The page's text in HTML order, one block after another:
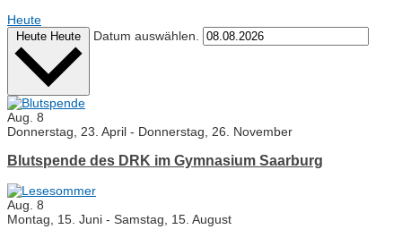
Heute
Heute Heute Datum auswählen.
Aug. 8
Donnerstag, 23. April - Donnerstag, 26. November
Blutspende des DRK im Gymnasium Saarburg
Aug. 8
Montag, 15. Juni - Samstag, 15. August